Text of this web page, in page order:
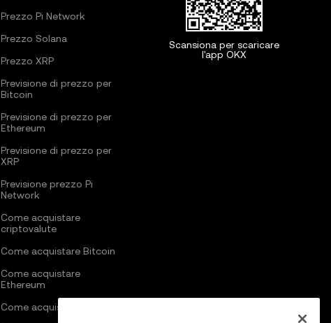
Prezzo Pi Network
Prezzo Solana
Prezzo XRP
Previsione di prezzo per
Bitcoin
Previsione di prezzo per
Ethereum
Previsione di prezzo per
XRP
Previsione prezzo Pi
Network
Come acquistare
criptovalute
Come acquistare Bitcoin
Come acquistare
Ethereum
Come acquistare Solana
Scansiona per scaricare
l'app OKX